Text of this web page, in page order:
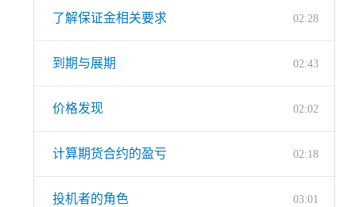
了解保证金相关要求 02:28
到期与展期 02:43
价格发现 02:02
计算期货合约的盈亏 02:18
投机者的角色 03:01